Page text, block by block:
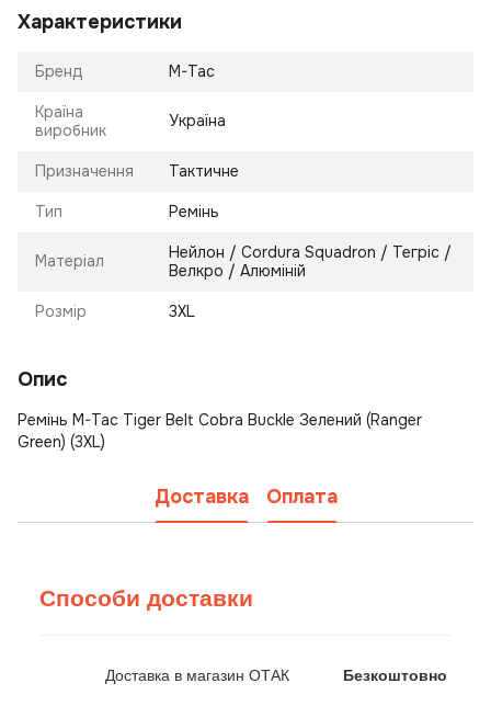
Характеристики
Бренд M-Tac
Країна
виробник
Україна
Призначення Тактичне
Тип Ремінь
Матеріал
Нейлон / Cordura Squadron / Тегріс /
Велкро / Алюміній
Розмір 3XL
Опис
Ремінь M-Tac Tiger Belt Cobra Buckle Зелений (Ranger
Green) (3XL)
Доставка Оплата
Способи доставки
Доставка в магазин ОТАК Безкоштовно